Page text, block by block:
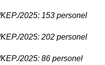
2025: 153 personel
2025: 202 personel
2025: 86 personel